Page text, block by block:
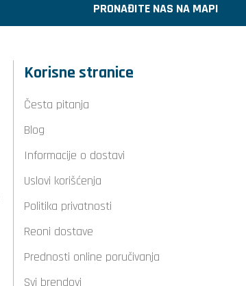
PRONAĐITE NAS NA MAPI
Korisne stranice
Česta pitanja
Blog
Informacije o dostavi
Uslovi korišćenja
Politika privatnosti
Reoni dostave
Prednosti online poručivanja
Svi brendovi